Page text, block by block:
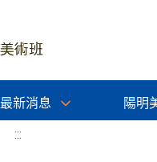
最新消息 陽明
:::